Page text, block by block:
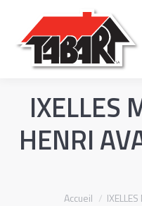
IXELLES
HENRI
Vous êtes ici :
Accueil